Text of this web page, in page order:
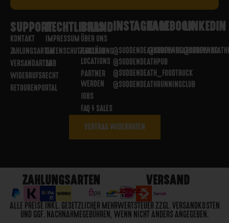
SUPPORT
KONTAKT
ZAHLUNGSARTEN
VERSANDARTEN
WIDERRUFSRECHT
RETOURENPORTAL
RECHTLICHES
IMPRESSUM
DATENSCHUTZERKLÄRUNG
AGB
BRAND
ÜBER UNS
PARTNER
LOCATIONS
PARTNER
WERDEN
JOBS
FAQ / SALES
INSTAGRAM
@SUDDENDEATHBREWING
@SUDDENDEATHPUB
@SUDDENDEATH_FOODTRUCK
@SUDDENDEATHRUNNINGCLUB
FACEBOOK
@SUDDENDEATHBREWING
LINKEDIN
VERTRAG WIDERRUFEN
ZAHLUNGSARTEN VERSAND
ALLE PREISE INKL. GESETZLICHER MEHRWERTSTEUER ZZGL. VERSANDKOSTEN
UND GGF. NACHNAHMEGEBÜHREN, WENN NICHT ANDERS ANGEGEBEN.